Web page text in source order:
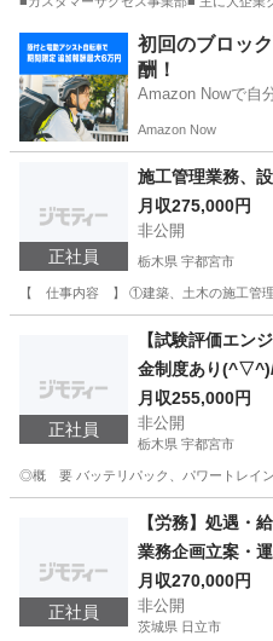
カスタマーサポート
初回のブロッ
酬！
Amazon Nowで自
う！
Amazon Now
正社員
施工管理業務、
月収275,000円
非公開
栃木県 宇都宮市
【 仕事内容 】 ①建築、土木の施工管理
CAD
正社員
【試験評価エン
金制度あり
月収255,000円
非公開
栃木県 宇都宮市
◎概 要 バッテリパック、パワートレイン
その他 業務
正社員
【労務】処遇・
業務企画立案・
月収270,000円
非公開
茨城県 日立市